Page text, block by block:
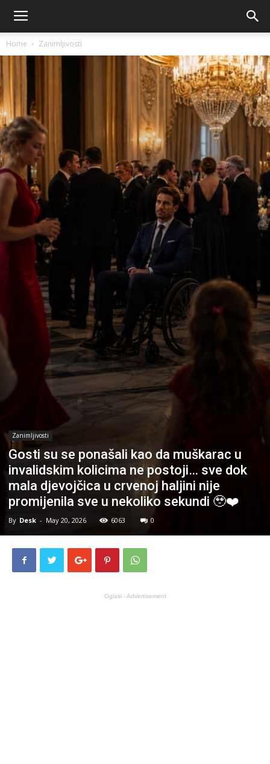
Home Zanimljivosti
Zanimljivosti
Gosti su se ponašali kao da muškarac u
invalidskim kolicima ne postoji… sve dok
mala djevojčica u crvenoj haljini nije
promijenila sve u nekoliko sekundi 🥹❤️
By Desk - May 20, 2026 6063 0
Oglasi - Advertisement